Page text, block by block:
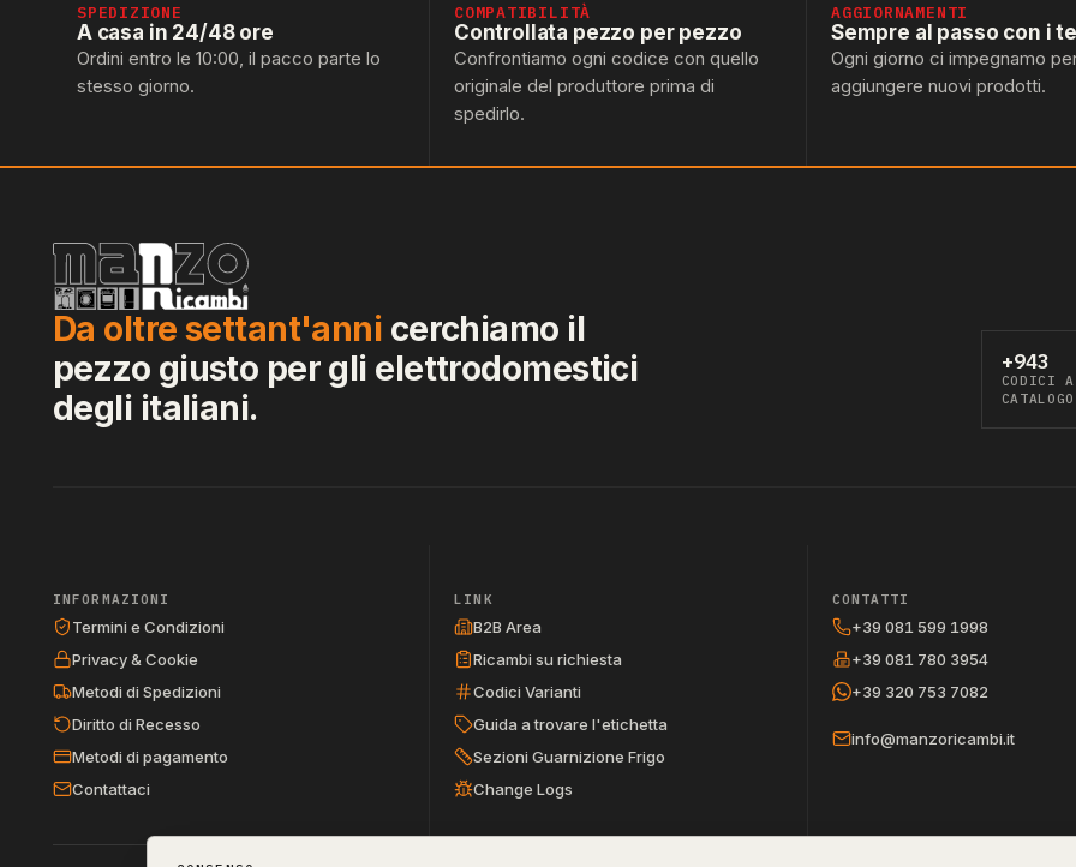
SPEDIZIONE
A casa in 24/48 ore
Ordini entro le 10:00, il pacco parte lo
stesso giorno.
COMPATIBILITÀ
Controllata pezzo per pezzo
Confrontiamo ogni codice con quello
originale del produttore prima di
spedirlo.
AGGIORNAMENTI
Sempre al passo con i
Ogni giorno ci impegnamo
aggiungere nuovi prodotti.
Da oltre settant'anni cerchiamo il
pezzo giusto per gli elettrodomestici
degli italiani.
+943
CODICI A
CATALOGO
INFORMAZIONI
Termini e Condizioni
Privacy & Cookie
Metodi di Spedizioni
Diritto di Recesso
Metodi di pagamento
Contattaci
LINK
B2B Area
Ricambi su richiesta
Codici Varianti
Guida a trovare l'etichetta
Sezioni Guarnizione Frigo
Change Logs
CONTATTI
+39 081 599 1998
+39 081 780 3954
+39 320 753 7082
info@manzoricambi.it